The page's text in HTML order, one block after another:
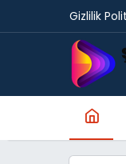
Gizlilik
Turizm